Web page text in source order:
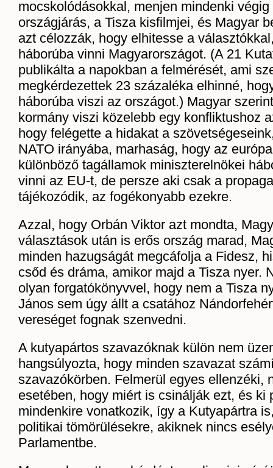
mocskolódásokkal, menjen mindenki
országjárás, a Tisza kisfilmjei, és Magyar
azt célozzák, hogy elhitesse a
háborúba vinni Magyarországot. (A 21
publikálta a napokban a felmérését, ami
megkérdezettek 23 százaléka elhinné,
háborúba viszi az országot.) Magyar
kormány viszi közelebb egy konfliktushoz
hogy felégette a hidakat a
NATO irányába, marhaság, hogy az
különböző tagállamok miniszterelnökei
vinni az EU-t, de persze aki csak a
tájékozódik, az fogékonyabb ezekre.
Azzal, hogy Orbán Viktor azt mondta,
választások után is erős ország marad,
minden hazugságát megcáfolja a Fidesz,
csőd és dráma, amikor majd a Tisza nyer.
olyan forgatókönyvvel, hogy nem a Tisza
János sem úgy állt a csatához
vereséget fognak szenvedni.
A kutyapártos szavazóknak külön nem
hangsúlyozta, hogy minden szavazat
szavazókörben. Felmerül egyes ellenzéki,
esetében, hogy miért is csinálják ezt, és ki
mindenkire vonatkozik, így a Kutyapártra
politikai tömörülésekre, akiknek nincs
Parlamentbe.